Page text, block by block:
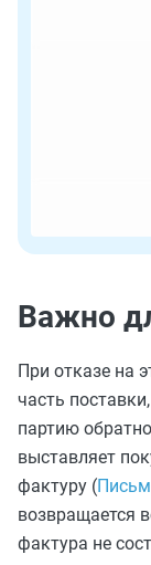
Важно
При отказе на
часть
партию
выставляет
фактуру (
возвращается
фактура не